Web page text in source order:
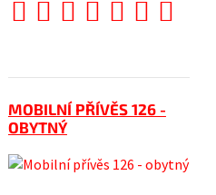
MOBILNÍ PŘÍVĚS 126 -
OBYTNÝ